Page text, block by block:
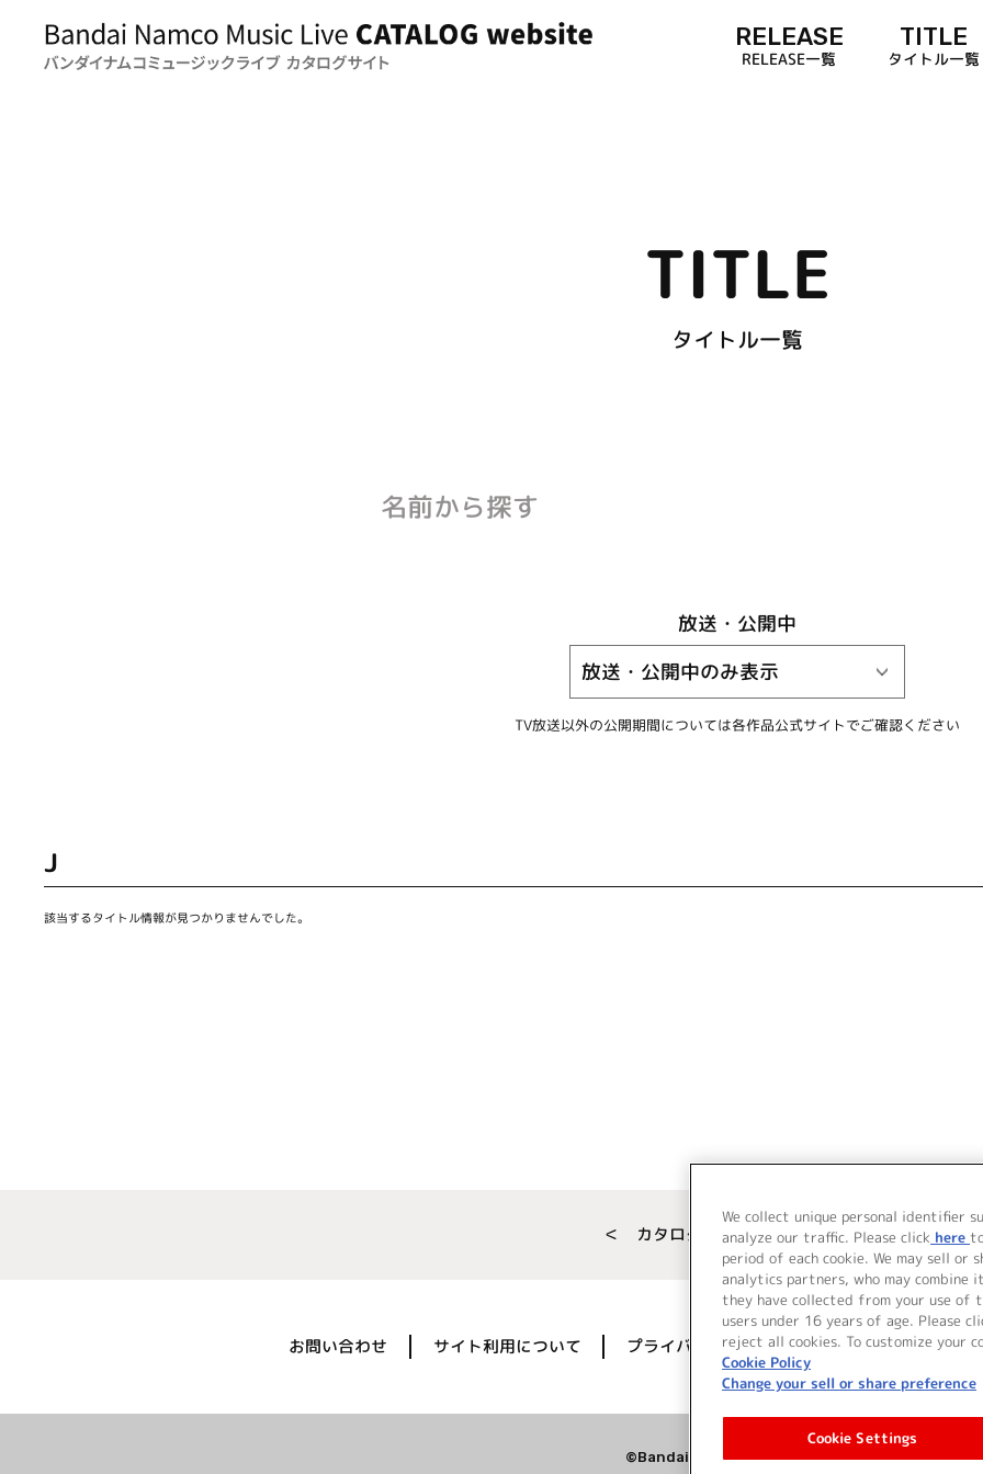
RELEASE
RELEASE一覧
TITLE
タイトル一覧
TITLE
タイトル一覧
名前から探す
放送・公開中
TV放送以外の公開期間については各作品公式サイトでご確認ください
J
該当するタイトル情報が見つかりませんでした。
＜ カタログサイト トップページへ
お問い合わせ サイト利用について プライバシーポリシー 著作権／肖像権に
©Bandai Namco Music Live Inc.
We collect unique personal identifier
analyze our traffic. Please click here
period of each cookie. We may sell
analytics partners, who may
they have collected from your use of
users under 16 years of age. Please
reject all cookies. To customize your
Cookie Policy
Change your sell or share preference
Cookie Settings